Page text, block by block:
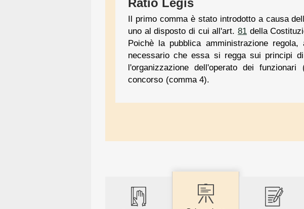
Il primo comma è stato introdotto a causa
uno al disposto di cui all'art.81 della
Poichè la pubblica amministrazione
necessario che essa si regga sui principi
l'organizzazione dell'operato dei
concorso (comma 4).